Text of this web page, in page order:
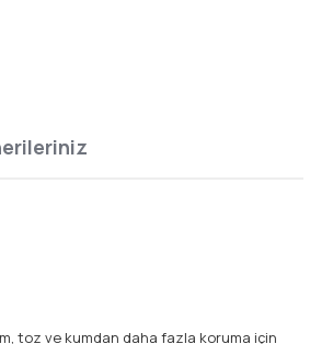
toz ve kumdan daha fazla koruma için